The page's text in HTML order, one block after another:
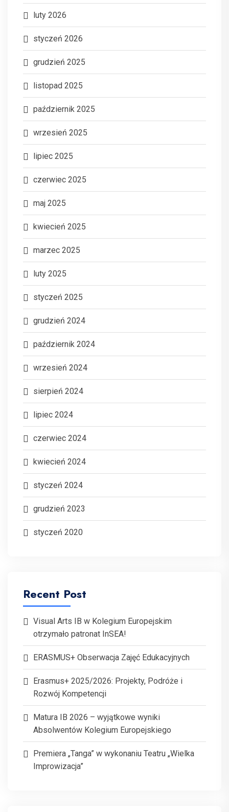
luty 2026
styczeń 2026
grudzień 2025
listopad 2025
październik 2025
wrzesień 2025
lipiec 2025
czerwiec 2025
maj 2025
kwiecień 2025
marzec 2025
luty 2025
styczeń 2025
grudzień 2024
październik 2024
wrzesień 2024
sierpień 2024
lipiec 2024
czerwiec 2024
kwiecień 2024
styczeń 2024
grudzień 2023
styczeń 2020
Recent Post
Visual Arts IB w Kolegium Europejskim
otrzymało patronat InSEA!
ERASMUS+ Obserwacja Zajęć Edukacyjnych
Erasmus+ 2025/2026: Projekty, Podróże i
Rozwój Kompetencji
Matura IB 2026 – wyjątkowe wyniki
Absolwentów Kolegium Europejskiego
Premiera „Tanga” w wykonaniu Teatru „Wielka
Improwizacja”